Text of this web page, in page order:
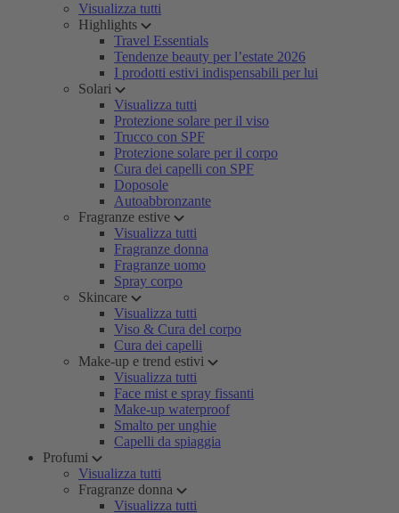
Visualizza tutti
Highlights
Travel Essentials
Tendenze beauty per l’estate 2026
I prodotti estivi indispensabili per lui
Solari
Visualizza tutti
Protezione solare per il viso
Trucco con SPF
Protezione solare per il corpo
Cura dei capelli con SPF
Doposole
Autoabbronzante
Fragranze estive
Visualizza tutti
Fragranze donna
Fragranze uomo
Spray corpo
Skincare
Visualizza tutti
Viso & Cura del corpo
Cura dei capelli
Make-up e trend estivi
Visualizza tutti
Face mist e spray fissanti
Make-up waterproof
Smalto per unghie
Capelli da spiaggia
Profumi
Visualizza tutti
Fragranze donna
Visualizza tutti